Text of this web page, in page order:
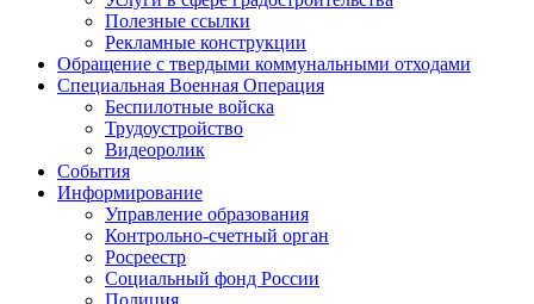
Полезные ссылки
Рекламные конструкции
Обращение с твердыми коммунальными отходами
Специальная Военная Операция
Беспилотные войска
Трудоустройство
Видеоролик
События
Информирование
Управление образования
Контрольно-счетный орган
Росреестр
Социальный фонд России
Полиция